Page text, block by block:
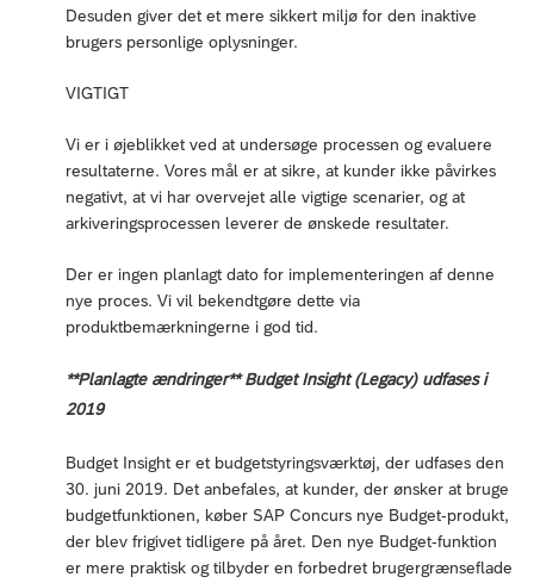
Desuden giver det et mere sikkert miljø for den inaktive
brugers personlige oplysninger.
VIGTIGT
Vi er i øjeblikket ved at undersøge processen og evaluere
resultaterne. Vores mål er at sikre, at kunder ikke påvirkes
negativt, at vi har overvejet alle vigtige scenarier, og at
arkiveringsprocessen leverer de ønskede resultater.
Der er ingen planlagt dato for implementeringen af denne
nye proces. Vi vil bekendtgøre dette via
produktbemærkningerne i god tid.
**Planlagte ændringer** Budget Insight (Legacy) udfases i
2019
Budget Insight er et budgetstyringsværktøj, der udfases den
30. juni 2019. Det anbefales, at kunder, der ønsker at bruge
budgetfunktionen, køber SAP Concurs nye Budget-produkt,
der blev frigivet tidligere på året. Den nye Budget-funktion
er mere praktisk og tilbyder en forbedret brugergrænseflade